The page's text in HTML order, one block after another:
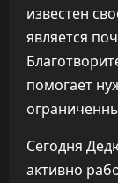
известен
является
помогает
Сегодня
активно